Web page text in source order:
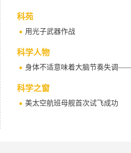
科苑
用光子武器作战
科学人物
科学之窗
美太空航班母舰首次试飞成功